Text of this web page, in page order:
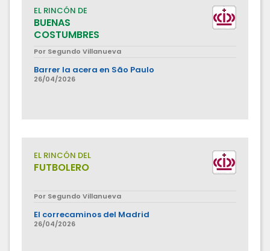
EL RINCÓN DE
BUENAS
COSTUMBRES
Por Segundo Villanueva
Barrer la acera en São Paulo
26/04/2026
EL RINCÓN DEL
FUTBOLERO
Por Segundo Villanueva
El correcaminos del Madrid
26/04/2026